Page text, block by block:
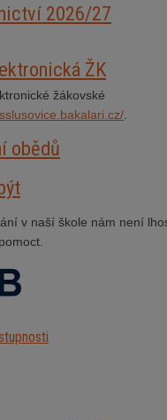
2026/27
ŽK
žákovské
obědů
v naší škole nám není